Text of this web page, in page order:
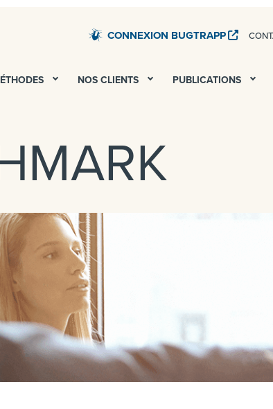
CONNEXION BUGTRAPP
NOS CLIENTS PUBLICATIONS